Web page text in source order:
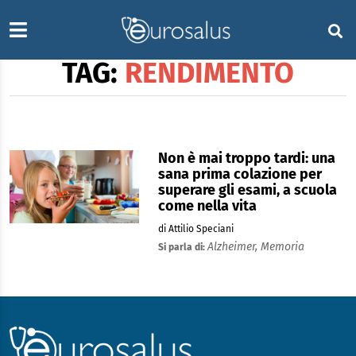
TAG: RENDIMENTO
Non è mai troppo tardi: una
sana prima colazione per
superare gli esami, a scuola
come nella vita
di Attilio Speciani
Si parla di:Alzheimer, Memoria